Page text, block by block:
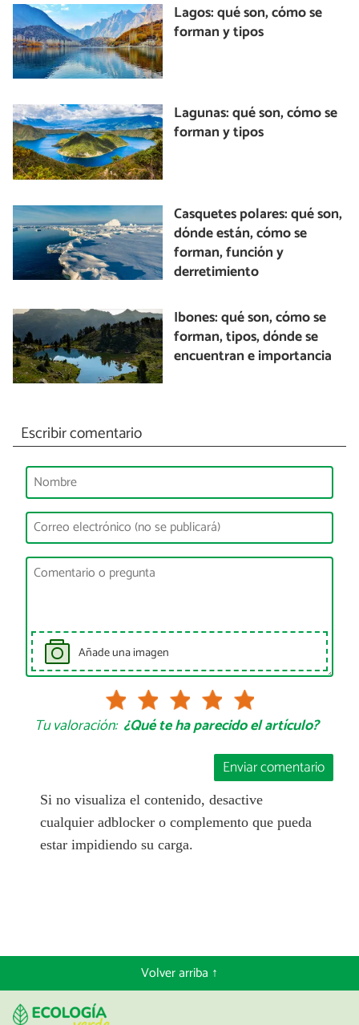
Lagos: qué son, cómo se
forman y tipos
Lagunas: qué son, cómo se
forman y tipos
Casquetes polares: qué son,
dónde están, cómo se
forman, función y
derretimiento
Ibones: qué son, cómo se
forman, tipos, dónde se
encuentran e importancia
Escribir comentario
Añade una imagen
Tu valoración: ¿Qué te ha parecido el artículo?
Enviar comentario
Si no visualiza el contenido, desactive
cualquier adblocker o complemento que pueda
estar impidiendo su carga.
Volver arriba ↑